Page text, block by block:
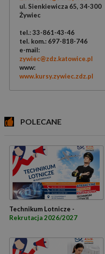
ul. Sienkiewicza 65, 34-300
Żywiec
tel.: 33-861-43-46
tel. kom.: 697-818-746
e-mail:
zywiec@zdz.katowice.pl
www:
www.kursy.zywiec.zdz.pl
POLECANE
Technikum Lotnicze -
Rekrutacja 2026/2027